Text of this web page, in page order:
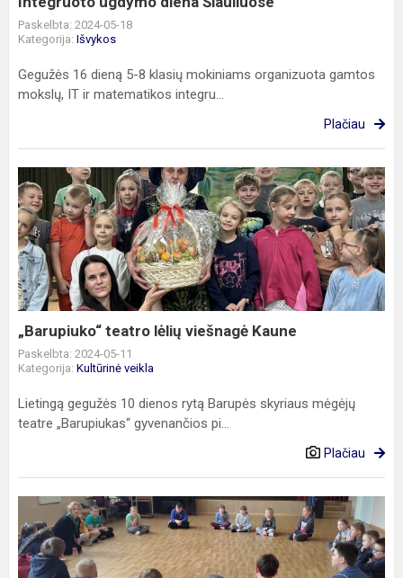
Paskelbta: 2024-05-18
Kategorija: Išvykos
Gegužės 16 dieną 5-8 klasių mokiniams organizuota gamtos
mokslų, IT ir matematikos integru...
Plačiau
„Barupiuko“
teatro
lėlių
viešnagė
Kaune
„Barupiuko“ teatro lėlių viešnagė Kaune
Paskelbta: 2024-05-11
Kategorija: Kultūrinė veikla
Lietingą gegužės 10 dienos rytą Barupės skyriaus mėgėjų
teatre „Barupiukas“ gyvenančios pi...
Plačiau
Šiuolaikinio
šokio
pamokos